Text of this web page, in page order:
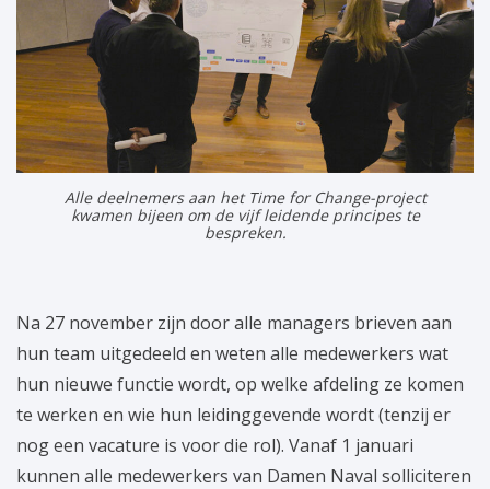
Alle deelnemers aan het Time for Change-project
kwamen bijeen om de vijf leidende principes te
bespreken.
Na 27 november zijn door alle managers brieven aan
hun team uitgedeeld en weten alle medewerkers wat
hun nieuwe functie wordt, op welke afdeling ze komen
te werken en wie hun leidinggevende wordt (tenzij er
nog een vacature is voor die rol). Vanaf 1 januari
kunnen alle medewerkers van Damen Naval solliciteren